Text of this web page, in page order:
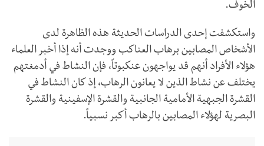
الخوف.
واستكشفت إحدى الدراسات الحديثة هذه الظاهرة لدى
الأشخاص المصابين برهاب العناكب ووجدت أنه إذا أخبر العلماء
هؤلاء الأفراد أنهم قد يواجهون عنكبوتاً، فإن النشاط في أدمغتهم
يختلف عن نشاط الذين لا يعانون الرهاب، إذ كان النشاط في
القشرة الجبهية الأمامية الجانبية والقشرة الإسفينية والقشرة
البصرية لهؤلاء المصابين بالرهاب أكبر نسبياً.